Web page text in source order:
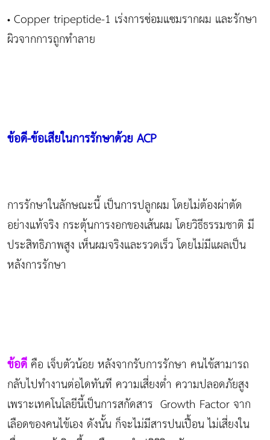
• Copper tripeptide-1 เร่งการซ่อมแซมรากผม และรักษา
ผิวจากการถูกทำลาย
ข้อดี-ข้อเสียในการรักษาด้วยACP
การรักษาในลักษณะนี้ เป็นการปลูกผม โดยไม่ต้องผ่าตัด
อย่างแท้จริง กระตุ้นการงอกของเส้นผม โดยวิธีธรรมชาติ มี
ประสิทธิภาพสูง เห็นผมจริงและรวดเร็ว โดยไม่มีแผลเป็น
หลังการรักษา
ข้อดี คือ เจ็บตัวน้อย หลังจากรับการรักษา คนไข้สามารถ
กลับไปทำงานต่อไดทันที ความเสี่ยงต่ำ ความปลอดภัยสูง
เพราะเทคโนโลยีนี้เป็นการสกัดสาร Growth Factor จาก
เลือดของคนไข้เอง ดังนั้น ก็จะไม่มีสารปนเปื้อน ไม่เสี่ยงใน